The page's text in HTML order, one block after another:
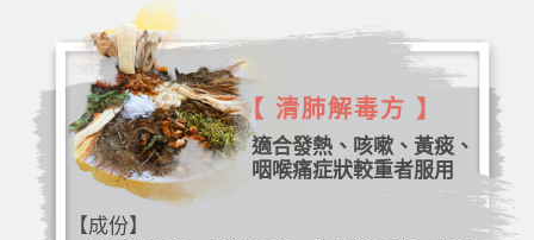
【 清肺解毒方 】
適合發熱、咳嗽、黃痰、
咽喉痛症狀較重者服用
【成份】